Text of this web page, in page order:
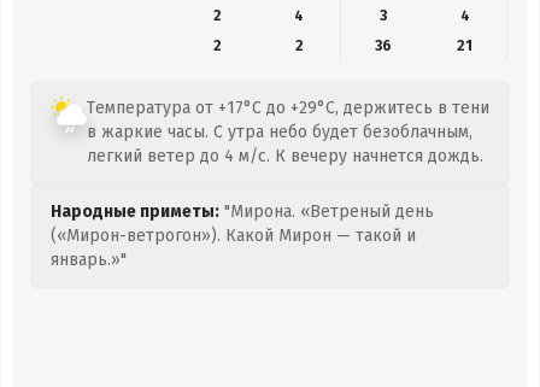
2
4 3
4
2
2 36 21
Температура от +17°C до +29°C, держитесь в тени
в жаркие часы. С утра небо будет безоблачным,
легкий ветер до 4 м/с. К вечеру начнется дождь.
Народные приметы: "Мирона. «Ветреный день
(«Мирон-ветрогон»). Какой Мирон — такой и
январь.»"